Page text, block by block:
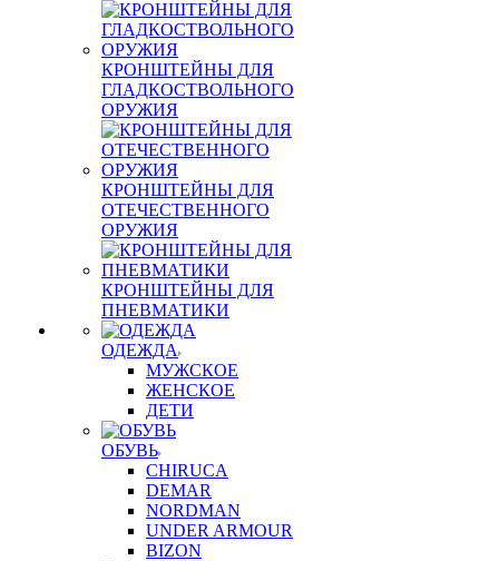
КРОНШТЕЙНЫ ДЛЯ
ГЛАДКОСТВОЛЬНОГО
ОРУЖИЯ
КРОНШТЕЙНЫ ДЛЯ
ОТЕЧЕСТВЕННОГО
ОРУЖИЯ
КРОНШТЕЙНЫ ДЛЯ
ПНЕВМАТИКИ
ОДЕЖДА
МУЖСКОЕ
ЖЕНСКОЕ
ДЕТИ
ОБУВЬ
CHIRUCA
DEMAR
NORDMAN
UNDER ARMOUR
BIZON